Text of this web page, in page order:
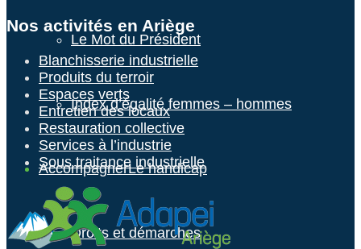
Le Mot du Président
Index d’égalité femmes – hommes
AccompagnerLe handicap
Droits et démarches
Nos activités en Ariège
Blanchisserie industrielle
Produits du terroir
Espaces verts
Entretien des locaux
Restauration collective
Services à l’industrie
Sous traitance industrielle